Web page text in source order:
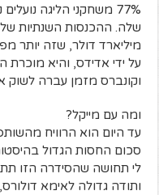
77% משחקני הליגה
וקונברס מזמן עברה
ומה עם מייקל?
סכום החסות הגדול
לי תחושה שהסידרה הזו
ותודה גדולה לאימא